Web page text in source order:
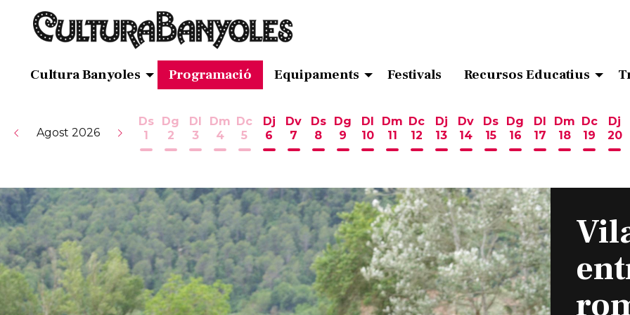
Cultura Banyoles Programació Equipaments Festivals Recursos Educatius
Agost 2026
Ds
1
Dissabte 1 d'agost
Dg
2
Diumenge 2 d'agost
Dl
3
Dilluns 3 d'agost
Dm
4
Dimarts 4 d'agost
Dc
5
Dimecres 5 d'agost
Dj
6
Dijous 6 d'agost
Dv
7
Divendres 7 d'agost
Ds
8
Dissabte 8 d'agost
Dg
9
Diumenge 9 d'agost
Dl
10
Dilluns 10 d'agost
Dm
11
Dimarts 11 d'agost
Dc
12
Dimecres 12 d'agost
Dj
13
Dijous 13 d'agost
Dv
14
Divendres 14 d'agost
Ds
15
Dissabte 15 d'agost
Dg
16
Diumenge 16
Dl
17
Dilluns 17
Dm
18
Dimarts 18
Dc
19
Dj
20